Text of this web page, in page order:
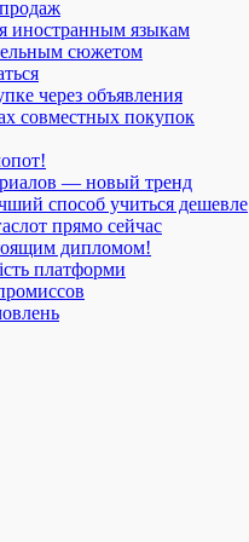
иностранным языкам
сюжетом
через объявления
совместных покупок
— новый тренд
способ учиться дешевле
прямо сейчас
дипломом!
платформи